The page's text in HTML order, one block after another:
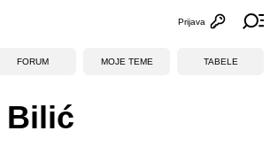
Otvori
Prijava
FORUM MOJE TEME TABELE
Bilić